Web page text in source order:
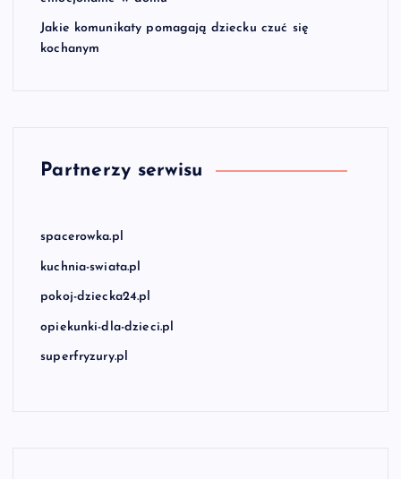
Jakie komunikaty pomagają dziecku czuć się
kochanym
Partnerzy serwisu
spacerowka.pl
kuchnia-swiata.pl
pokoj-dziecka24.pl
opiekunki-dla-dzieci.pl
superfryzury.pl